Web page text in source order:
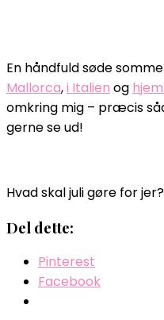
En håndfuld søde
Mallorca,i Italien og
omkring mig – præcis
gerne se ud!
Hvad skal juli gøre for jer?
Del dette:
Pinterest
Facebook